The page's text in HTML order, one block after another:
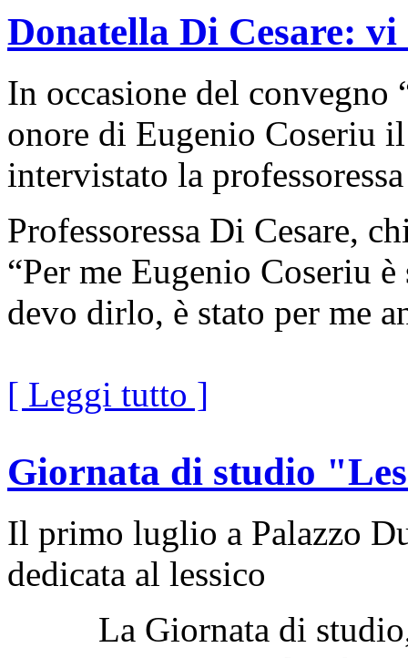
Donatella Di Cesare:
In occasione del convegno
onore di Eugenio Coseriu
intervistato la
Professoressa Di Cesare,
“Per me Eugenio Coseriu
devo dirlo, è stato per me
[ Leggi tutto ]
Giornata di studio
Il primo luglio a Palazzo
dedicata al lessico
La Giornata di studio,